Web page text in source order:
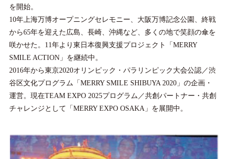
を開始。
10年上海万博オープニングセレモニー、大阪万博記念公園、終戦
から65年を迎えた広島、長崎、沖縄など、多くの地で笑顔の傘を
咲かせた。11年より東日本復興支援プロジェクト「MERRY
SMILE ACTION」を継続中。
2016年から東京2020オリンピック・パラリンピック大会公認／渋
谷区文化プログラム「MERRY SMILE SHIBUYA 2020」の企画・
運営。現在TEAM EXPO 2025プログラム／共創パートナー・共創
チャレンジとして「MERRY EXPO OSAKA」を展開中。